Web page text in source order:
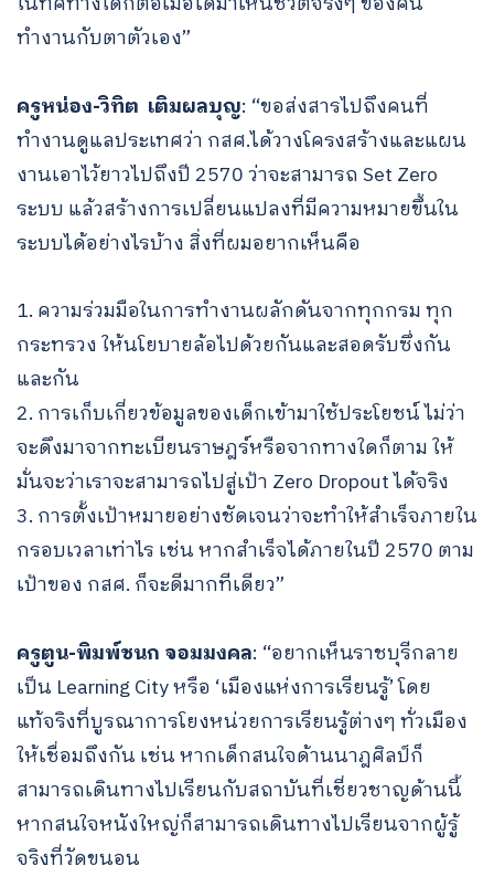
ทำงานกับตาตัวเอง”
ครูหน่อง-วิทิต เติมผลบุญ: “ขอส่งสารไปถึงคนที่
ทำงานดูแลประเทศว่า กสศ.ได้วางโครงสร้างและแผน
งานเอาไว้ยาวไปถึงปี 2570 ว่าจะสามารถ Set Zero
ระบบ แล้วสร้างการเปลี่ยนแปลงที่มีความหมายขึ้นใน
ระบบได้อย่างไรบ้าง สิ่งที่ผมอยากเห็นคือ
1. ความร่วมมือในการทำงานผลักดันจากทุกกรม ทุก
กระทรวง ให้นโยบายล้อไปด้วยกันและสอดรับซึ่งกัน
และกัน
2. การเก็บเกี่ยวข้อมูลของเด็กเข้ามาใช้ประโยชน์ ไม่ว่า
จะดึงมาจากทะเบียนราษฎร์หรือจากทางใดก็ตาม ให้
มั่นจะว่าเราจะสามารถไปสู่เป้า Zero Dropout ได้จริง
3. การตั้งเป้าหมายอย่างชัดเจนว่าจะทำให้สำเร็จภายใน
กรอบเวลาเท่าไร เช่น หากสำเร็จได้ภายในปี 2570 ตาม
เป้าของ กสศ. ก็จะดีมากทีเดียว”
ครูตูน-พิมพ์ชนก จอมมงคล: “อยากเห็นราชบุรีกลาย
เป็น Learning City หรือ ‘เมืองแห่งการเรียนรู้’ โดย
แท้จริงที่บูรณาการโยงหน่วยการเรียนรู้ต่างๆ ทั่วเมือง
ให้เชื่อมถึงกัน เช่น หากเด็กสนใจด้านนาฎศิลป์ก็
สามารถเดินทางไปเรียนกับสถาบันที่เชี่ยวชาญด้านนี้
หากสนใจหนังใหญ่ก็สามารถเดินทางไปเรียนจากผู้รู้
จริงที่วัดขนอน